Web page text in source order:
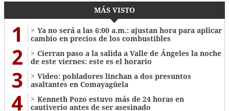
MÁS VISTO
1
Ya no será a las 6:00 a.m.: ajustan hora para aplicar
cambio en precios de los combustibles
2
Cierran paso a la salida a Valle de Ángeles la noche
de este viernes: este es el horario
3
Video: pobladores linchan a dos presuntos
asaltantes en Comayagüela
4
Kenneth Pozo estuvo más de 24 horas en
cautiverio antes de ser asesinado